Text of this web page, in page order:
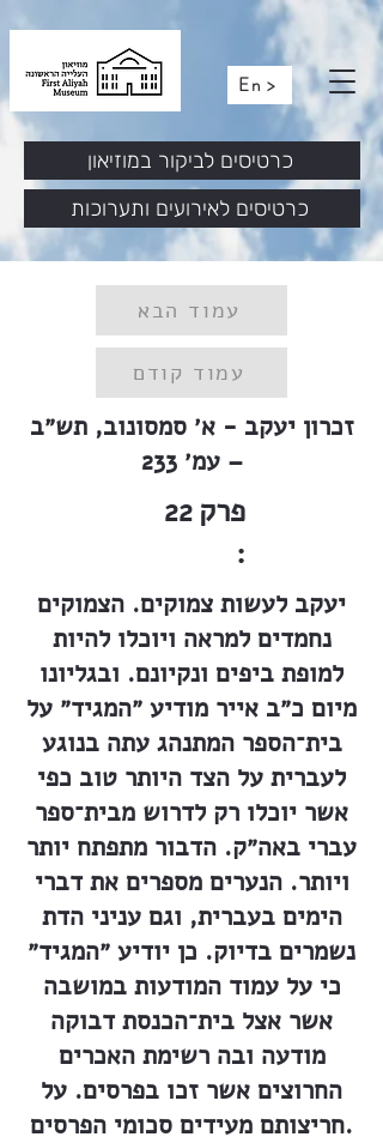
En >
כרטיסים לאירועים ותערוכות
כרטיסים לביקור במוזיאון
עמוד הבא
עמוד קודם
זכרון יעקב - א׳ סמסונוב, תש״ב
– עמ׳ 233
22 פרק
:
יעקב לעשות צמוקים. הצמוקים
נחמדים למראה ויוכלו להיות
למופת ביפים ונקיונם. ובגליונו
מיום כ״ב אייר מודיע ״המגיד״ על
בית־הספר המתנהג עתה בנוגע
לעברית על הצד היותר טוב כפי
אשר יוכלו רק לדרוש מבית־ספר
עברי באה״ק. הדבור מתפתח יותר
ויותר. הנערים מספרים את דברי
הימים בעברית, וגם עניני הדת
נשמרים בדיוק. כן יודיע ״המגיד״
כי על עמוד המודעות במושבה
אשר אצל בית־הכנסת דבוקה
מודעה ובה רשימת האכרים
החרוצים אשר זכו בפרסים. על
חריצותם מעידים סכומי הפרסים.